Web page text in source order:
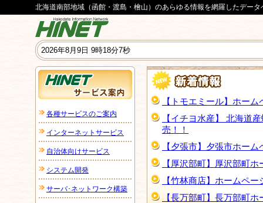
北海道南部地域（函館・渡島・檜山）のあらゆる情報を網羅したデー
各種サービスのご案内
インターネットサービス
自治体向けサービス
システム開発
サーバ･ネットワーク構築
【トモエミール】ホー
【イチヨ水産】 北海道
売！！
【夕張市】夕張市ホー
【厚沢部町】厚沢部町
【竹林商店】ホームペ
【長万部町】長万部町